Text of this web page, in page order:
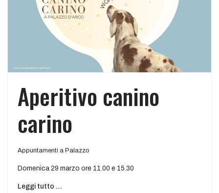
Aperitivo canino
carino
Appuntamenti a Palazzo
Domenica 29 marzo ore 11.00 e 15.30
Leggi tutto …